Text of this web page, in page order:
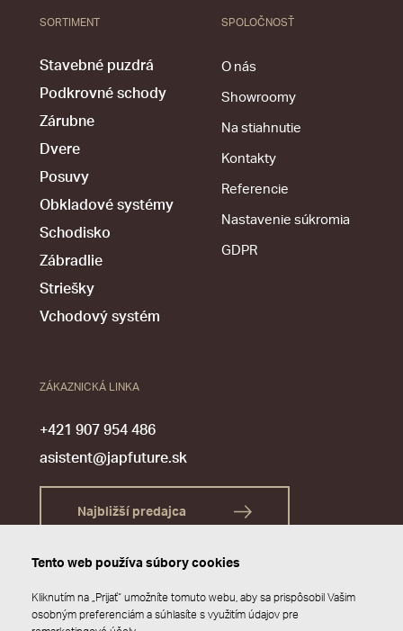
SORTIMENT
Stavebné puzdrá
Podkrovné schody
Zárubne
Dvere
Posuvy
Obkladové systémy
Schodisko
Zábradlie
Striešky
Vchodový systém
SPOLOČNOSŤ
O nás
Showroomy
Na stiahnutie
Kontakty
Referencie
Nastavenie súkromia
GDPR
ZÁKAZNICKÁ LINKA
+421 907 954 486
asistent@japfuture.sk
Najbližší predajca
Tento web používa súbory cookies
Kliknutím na „Prijať“ umožníte tomuto webu, aby sa prispôsobil Vašim
osobným preferenciám a súhlasíte s využitím údajov pre